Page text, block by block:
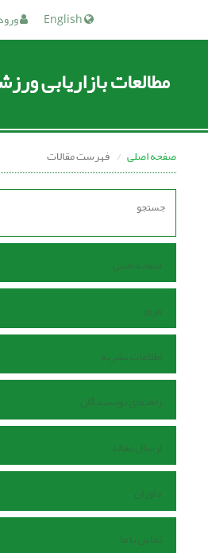
مطالعات بازاریابی
صفحه اصلی فهرست مقالات
صفحه اصلی
مرور
اطلاعات نشریه
راهنمای نویسندگان
ارسال مقاله
داوران
تماس با ما